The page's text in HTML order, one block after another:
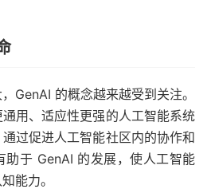
GenAI 的概念越来越受到关注。
用、适应性更强的人工智能系统
过促进人工智能社区内的协作和
助于 GenAI 的发展，使人工智能
能力。